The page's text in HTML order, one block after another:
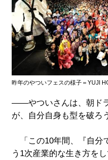
昨年のやついフェスの様子＝YUJI
――やついさんは、朝ド
が、自分自身も型を破ろ
「この10年間、『自分
う1次産業的な生き方を